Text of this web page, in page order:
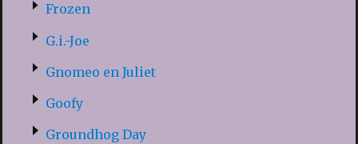
Frozen
G.i.-Joe
Gnomeo en Juliet
Goofy
Groundhog Day